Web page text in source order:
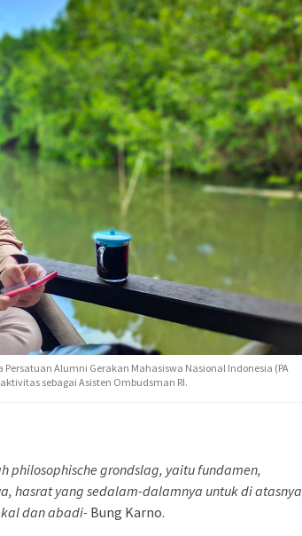
Alumni Gerakan Mahasiswa Nasional Indonesia (PA
sebagai Asisten Ombudsman RI.
philosophische grondslag, yaitu fundamen,
hasrat yang sedalam-dalamnya untuk di atasnya
dan abadi-Bung Karno.